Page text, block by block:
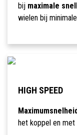
bij maximale
wielen bij
HIGH SPEED
het koppel en